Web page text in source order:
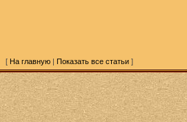
[ На главную| Показать все статьи]